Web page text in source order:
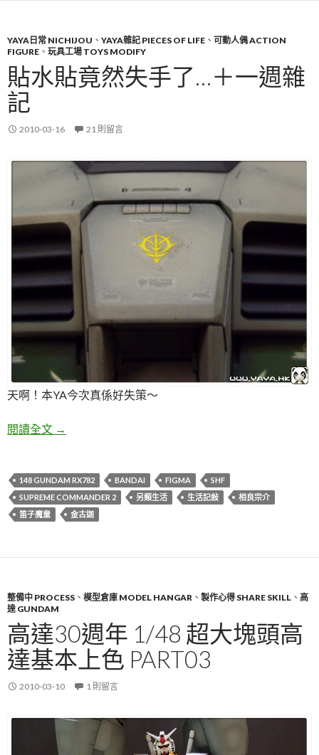
YAYA日常 NICHIJOU 、 YAYA雜記 PIECES OF LIFE 、 可動人偶 ACTION
FIGURE 、 玩具工場 TOYS MODIFY
貼水貼竟然失手了…＋一週雜
記
2010-03-16 21 則留言
天啊！本YA今次真係好失策～
閱讀全文 貼水貼竟然失手了…＋一週雜記
→
148 GUNDAM RX782 BANDAI FIGMA
SHF
SUPREME COMMANDER 2
另類生活 生活記敍
相良宗介
笛子魔童
金古迦
整備中 PROCESS 、 模型倉庫 MODEL HANGAR 、 製作心得 SHARE SKILL 、 高
達 GUNDAM
高達30週年 1/48 超大塊頭高
達基本上色 PART03
2010-03-10 1 則留言